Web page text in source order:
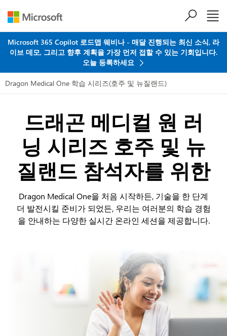
Microsoft 365 Copilot 로드맵 웨비나 - 매달 진행되는 최신 소식, 라
이브 데모, 그리고 향후 계획을 가장 먼저 접할 수 있는 기회입니다.
오늘 등록하세요
Dragon Medical One 학습 시리즈(호주 및 뉴질랜드)
드래곤 메디컬 원 러
닝 시리즈 호주 및 뉴
질랜드 참석자를 위한
Dragon Medical One을 처음 시작하든, 기술을 한 단계
더 발전시킬 준비가 되었든, 우리는 여러분의 학습 경험
을 안내하는 다양한 실시간 온라인 세션을 제공합니다.